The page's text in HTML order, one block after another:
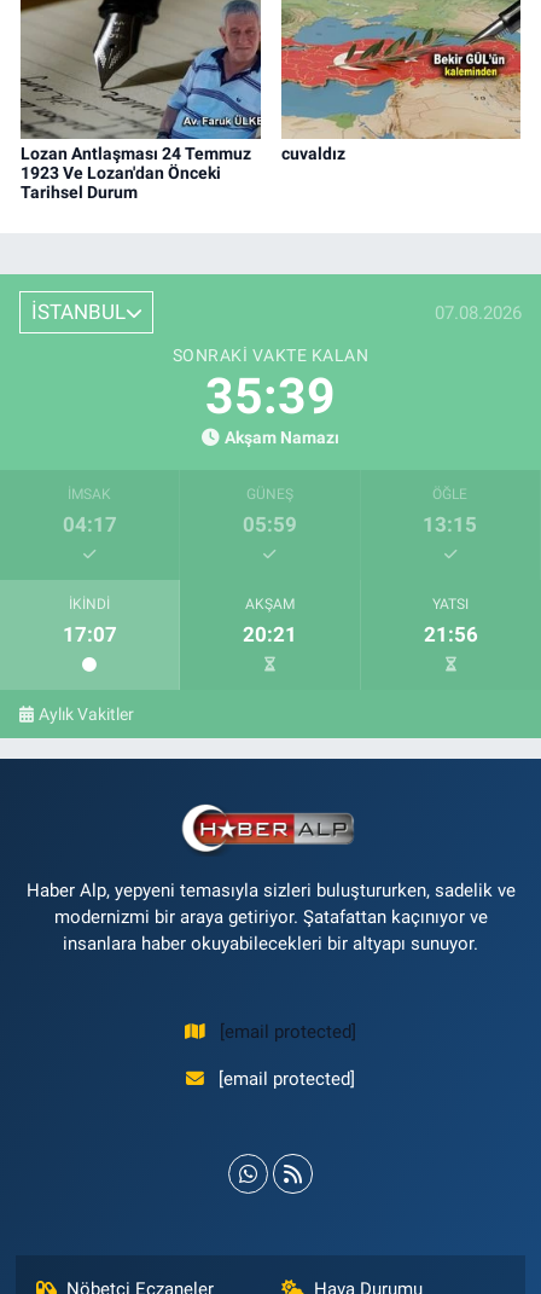
Lozan Antlaşması 24 Temmuz
1923 Ve Lozan'dan Önceki
Tarihsel Durum
cuvaldız
İSTANBUL 07.08.2026
SONRAKI VAKTE KALAN
35:38
Akşam Namazı
İMSAK
04:17
GÜNEŞ
05:59
ÖĞLE
13:15
İKINDI
17:07
AKŞAM
20:21
YATSI
21:56
Aylık Vakitler
Haber Alp, yepyeni temasıyla sizleri buluştururken, sadelik ve
modernizmi bir araya getiriyor. Şatafattan kaçınıyor ve
insanlara haber okuyabilecekleri bir altyapı sunuyor.
[email protected]
[email protected]
Nöbetçi Eczaneler Hava Durumu